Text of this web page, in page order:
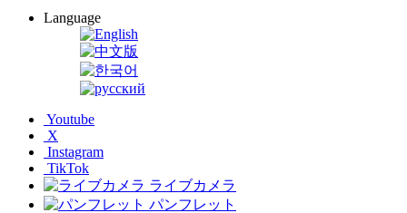
Language
Youtube
X
Instagram
TikTok
ライブカメラ
パンフレット